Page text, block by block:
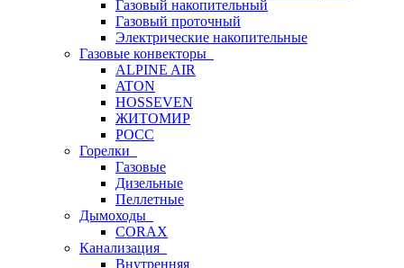
Газовый накопительный
Газовый проточный
Электрические накопительные
Газовые конвекторы
ALPINE AIR
ATON
HOSSEVEN
ЖИТОМИР
РОСС
Горелки
Газовые
Дизельные
Пеллетные
Дымоходы
CORAX
Канализация
Внутренняя